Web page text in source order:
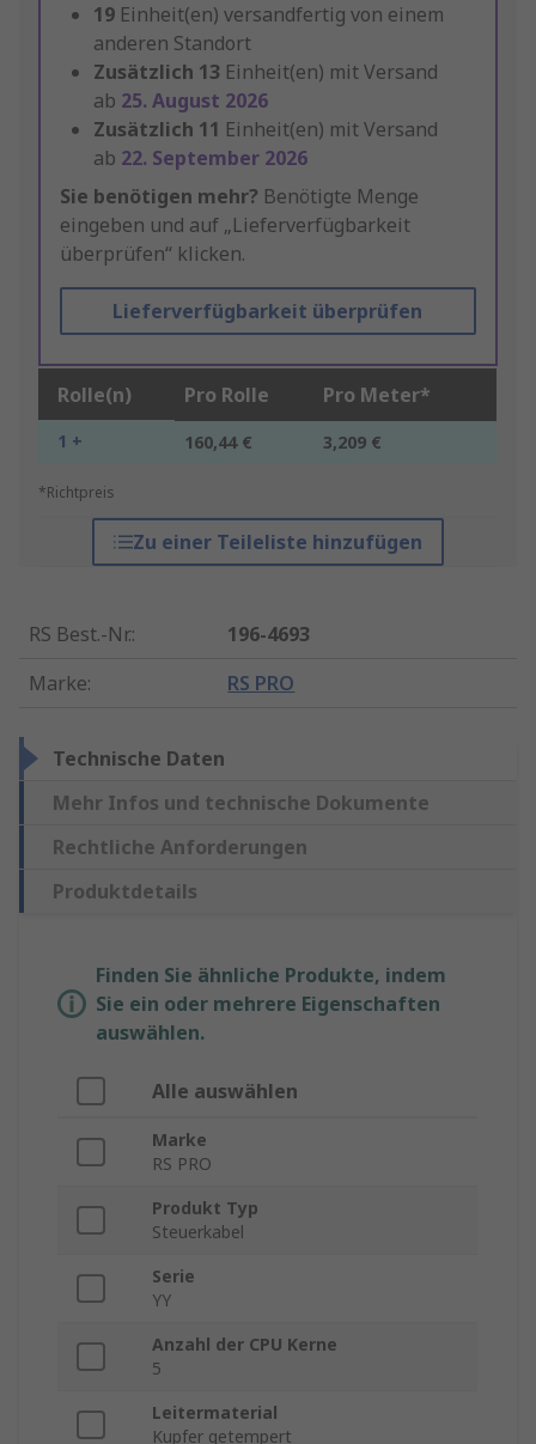
19 Einheit(en) versandfertig von einem
anderen Standort
Zusätzlich 13 Einheit(en) mit Versand
ab 25. August 2026
Zusätzlich 11 Einheit(en) mit Versand
ab 22. September 2026
Sie benötigen mehr? Benötigte Menge
eingeben und auf „Lieferverfügbarkeit
überprüfen“ klicken.
Lieferverfügbarkeit überprüfen
Rolle(n) Pro Rolle Pro Meter*
1 + 160,44 € 3,209 €
*Richtpreis
Zu einer Teileliste hinzufügen
RS Best.-Nr.:
196-4693
Marke: RS PRO
Technische Daten
Mehr Infos und technische Dokumente
Rechtliche Anforderungen
Produktdetails
Finden Sie ähnliche Produkte, indem
Sie ein oder mehrere Eigenschaften
auswählen.
Alle auswählen
Marke
RS PRO
Produkt Typ
Steuerkabel
Serie
YY
Anzahl der CPU Kerne
5
Leitermaterial
Kupfer getempert